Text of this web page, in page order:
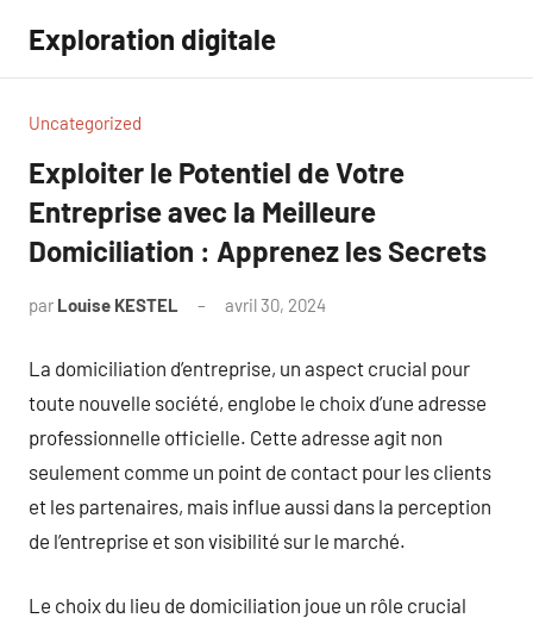
contenu
Exploration digitale
Uncategorized
Exploiter le Potentiel de Votre
Entreprise avec la Meilleure
Domiciliation : Apprenez les Secrets
par Louise KESTEL avril 30, 2024
La domiciliation d’entreprise, un aspect crucial pour
toute nouvelle société, englobe le choix d’une adresse
professionnelle officielle. Cette adresse agit non
seulement comme un point de contact pour les clients
et les partenaires, mais influe aussi dans la perception
de l’entreprise et son visibilité sur le marché.
Le choix du lieu de domiciliation joue un rôle crucial